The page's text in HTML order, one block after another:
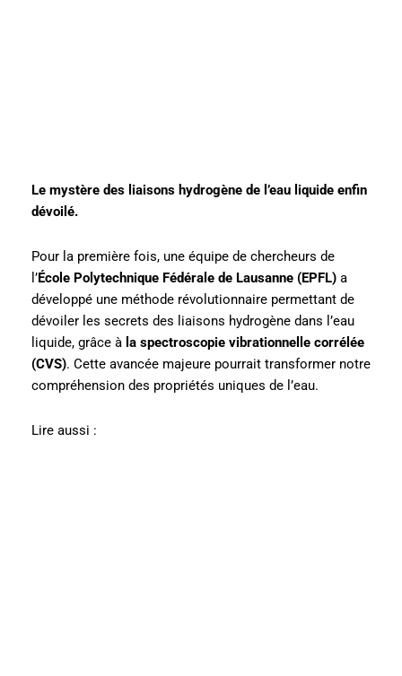
Le mystère des liaisons hydrogène de l’eau liquide enfin
dévoilé.
Pour la première fois, une équipe de chercheurs de
l’École Polytechnique Fédérale de Lausanne (EPFL) a
développé une méthode révolutionnaire permettant de
dévoiler les secrets des liaisons hydrogène dans l’eau
liquide, grâce à la spectroscopie vibrationnelle corrélée
(CVS). Cette avancée majeure pourrait transformer notre
compréhension des propriétés uniques de l’eau.
Lire aussi :